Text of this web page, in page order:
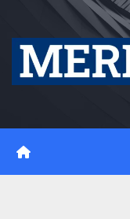
content